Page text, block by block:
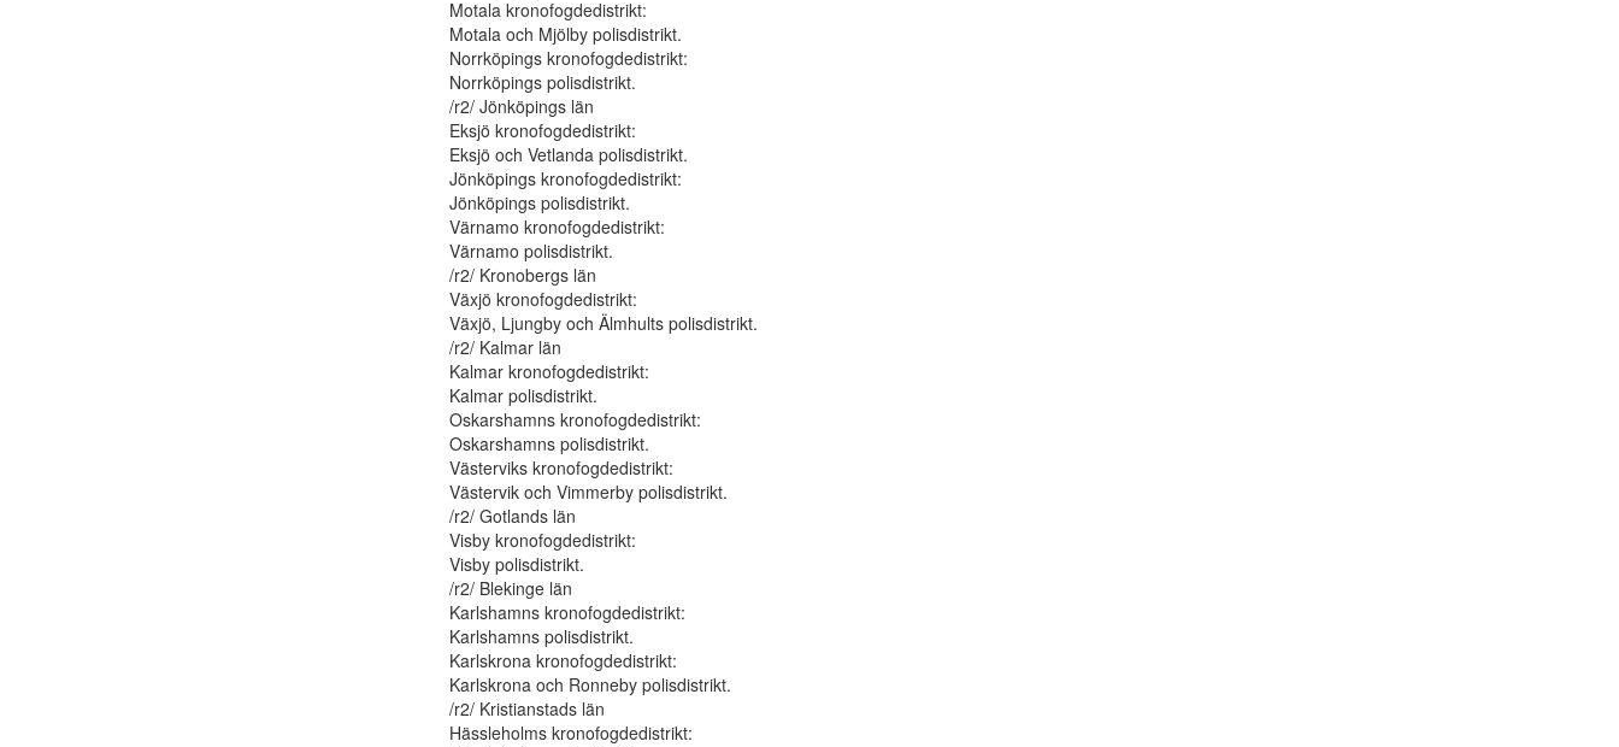
Motala kronofogdedistrikt:
Motala och Mjölby polisdistrikt.
Norrköpings kronofogdedistrikt:
Norrköpings polisdistrikt.
/r2/ Jönköpings län
Eksjö kronofogdedistrikt:
Eksjö och Vetlanda polisdistrikt.
Jönköpings kronofogdedistrikt:
Jönköpings polisdistrikt.
Värnamo kronofogdedistrikt:
Värnamo polisdistrikt.
/r2/ Kronobergs län
Växjö kronofogdedistrikt:
Växjö, Ljungby och Älmhults polisdistrikt.
/r2/ Kalmar län
Kalmar kronofogdedistrikt:
Kalmar polisdistrikt.
Oskarshamns kronofogdedistrikt:
Oskarshamns polisdistrikt.
Västerviks kronofogdedistrikt:
Västervik och Vimmerby polisdistrikt.
/r2/ Gotlands län
Visby kronofogdedistrikt:
Visby polisdistrikt.
/r2/ Blekinge län
Karlshamns kronofogdedistrikt:
Karlshamns polisdistrikt.
Karlskrona kronofogdedistrikt:
Karlskrona och Ronneby polisdistrikt.
/r2/ Kristianstads län
Hässleholms kronofogdedistrikt: